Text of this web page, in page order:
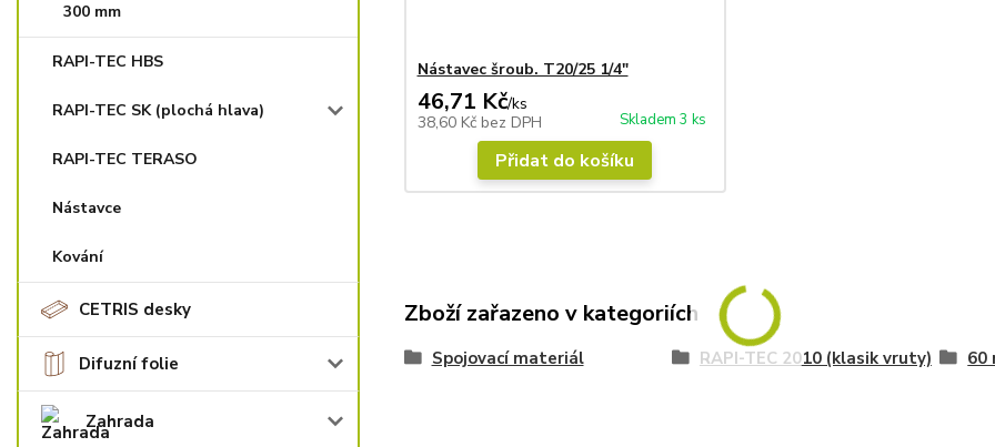
300 mm
RAPI-TEC HBS
RAPI-TEC SK (plochá hlava)
RAPI-TEC TERASO
Nástavce
Kování
CETRIS desky
Difuzní folie
Zahrada
Nástavec šroub. T20/25 1/4"
46,71 Kč/ks
38,60 Kč bez DPH Skladem 3 ks
Přidat do košíku
Zboží zařazeno v kategoriích
Spojovací materiál RAPI-TEC 2010 (klasik vruty) 60